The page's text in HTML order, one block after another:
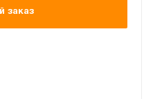
заказ